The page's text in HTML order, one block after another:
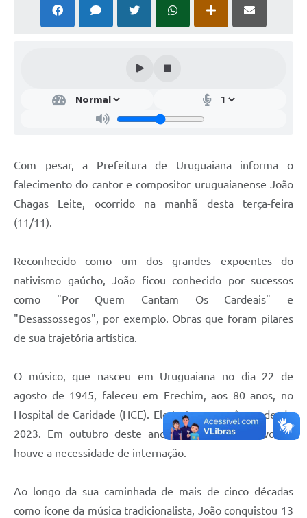
ITBI Online
SIM - Serviço de Inspeção Municipal
Vigilância Sanitária
COPIR - Coordenadoria de Promoção de Igualdade Racial
Galeria de Fotos
Contratos
Obras
Galeria de Vídeos
Contas Públicas
Links
Com pesar, a Prefeitura de Uruguaiana informa o
falecimento do cantor e compositor uruguaianense João
Chagas Leite, ocorrido na manhã desta terça-feira
(11/11).
Reconhecido como um dos grandes expoentes do
nativismo gaúcho, João ficou conhecido por sucessos
como "Por Quem Cantam Os Cardeais" e
"Desassossegos", por exemplo. Obras que foram pilares
de sua trajetória artística.
O músico, que nasceu em Uruguaiana no dia 22 de
agosto de 1945, faleceu em Erechim, aos 80 anos, no
Hospital de Caridade (HCE). Ele tratava um câncer desde
2023. Em outubro deste ano o quadro se agravou e
houve a necessidade de internação.
Ao longo da sua caminhada de mais de cinco décadas
como ícone da música tradicionalista, João conquistou 13